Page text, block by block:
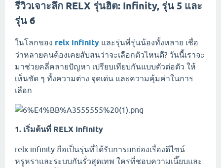
รีวิวเจาะลึก RELX รุ่นฮิต: Infinity, รุ่น 5 และ
รุ่น 6
ในโลกของ relx infinity และรุ่นพี่รุ่นน้องทั้งหลาย เชื่อ
ว่าหลายคนต้องเคยสับสนว่าจะเลือกตัวไหนดี? วันนี้เราจะ
มาช่วยคลี่คลายปัญหา เปรียบเทียบกันแบบตัวต่อตัว ให้
เห็นชัด ๆ ทั้งความต่าง จุดเด่น และความคุ้มค่าในการ
เลือก
1. เริ่มต้นที่ RELX Infinity
relx infinity ถือเป็นรุ่นที่ได้รับการยกย่องเรื่องดีไซน์
หรูหราและระบบกันรั่วสุดเทพ ใครที่ชอบความเนี๊ยบและ